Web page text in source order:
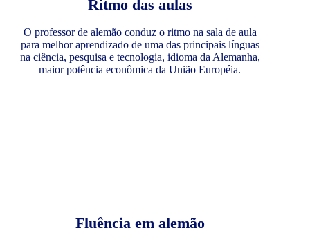
Ritmo das aulas
O professor de alemão conduz o ritmo na sala de aula
para melhor aprendizado de uma das principais línguas
na ciência, pesquisa e tecnologia, idioma da Alemanha,
maior potência econômica da União Européia.
Fluência em alemão